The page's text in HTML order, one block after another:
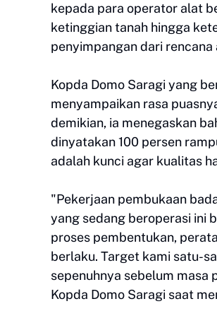
kepada para operator alat
ketinggian tanah hingga
penyimpangan dari rencana
Kopda Domo Saragi yang
menyampaikan rasa
demikian, ia menegaskan
dinyatakan 100 persen
adalah kunci agar kualitas
"Pekerjaan pembukaan
yang sedang beroperasi ini
proses pembentukan,
berlaku. Target kami satu-
sepenuhnya sebelum masa
Kopda Domo Saragi saat